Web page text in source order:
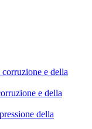
e della
e della
della